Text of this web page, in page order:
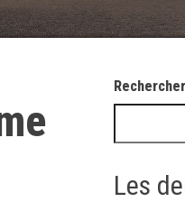
Rechercher
Les